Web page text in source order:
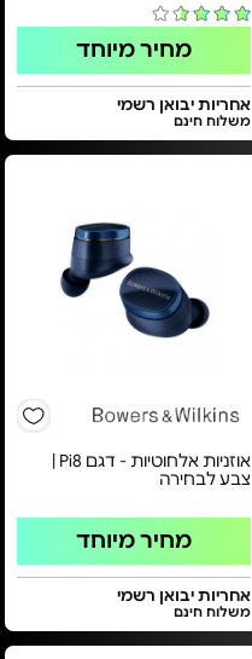
מחיר מיוחד
אחריות יבואן רשמי
משלוח חינם
אוזניות אלחוטיות - דגם Pi8 |
צבע לבחירה
מחיר מיוחד
אחריות יבואן רשמי
משלוח חינם